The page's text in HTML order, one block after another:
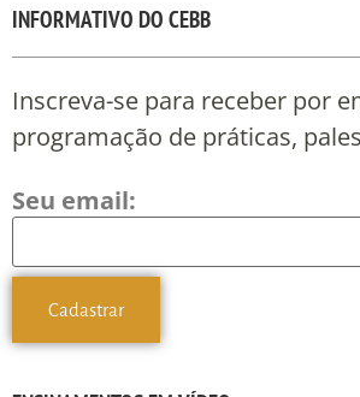
INFORMATIVO DO CEBB
Inscreva-se para receber por
programação de práticas,
Seu email: